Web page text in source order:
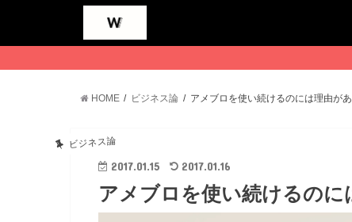
HOME ビジネス論 アメブロを使い続けるのには理由が
ビジネス論
2017.01.15 2017.01.16
アメブロを使い続けるのに